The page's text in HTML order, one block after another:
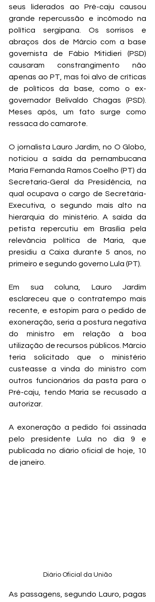
seus liderados ao Pré-caju causou
grande repercussão e incômodo na
política sergipana. Os sorrisos e
abraços dos de Márcio com a base
governista de Fábio Mitidieri (PSD)
causaram constrangimento não
apenas ao PT, mas foi alvo de críticas
de políticos da base, como o ex-
governador Belivaldo Chagas (PSD).
Meses após, um fato surge como
ressaca do camarote.
O jornalista Lauro Jardim, no O Globo,
noticiou a saída da pernambucana
Maria Fernanda Ramos Coelho (PT) da
Secretaria-Geral da Presidência, na
qual ocupava o cargo de Secretária-
Executiva, o segundo mais alto na
hierarquia do ministério. A saída da
petista repercutiu em Brasília pela
relevância política de Maria, que
presidiu a Caixa durante 5 anos, no
primeiro e segundo governo Lula (PT).
Em sua coluna, Lauro Jardim
esclareceu que o contratempo mais
recente, e estopim para o pedido de
exoneração, seria a postura negativa
do ministro em relação à boa
utilização de recursos públicos. Márcio
teria solicitado que o ministério
custeasse a vinda do ministro com
outros funcionários da pasta para o
Pré-caju, tendo Maria se recusado a
autorizar.
A exoneração a pedido foi assinada
pelo presidente Lula no dia 9 e
publicada no diário oficial de hoje, 10
de janeiro.
Diário Oficial da União
As passagens, segundo Lauro, pagas